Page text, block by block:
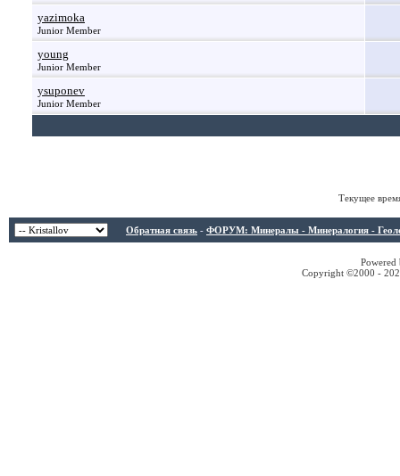
yazimoka
Junior Member
young
Junior Member
ysuponev
Junior Member
Текущее
Обратная связь - ФОРУМ: Минералы - Минералогия -
Copyright ©2000 -